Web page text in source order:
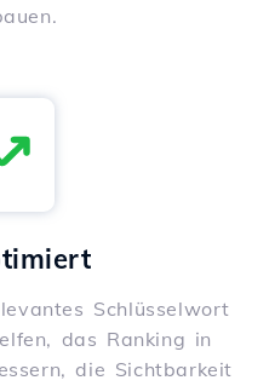
Schlüsselwort
das Ranking in
die Sichtbarkeit